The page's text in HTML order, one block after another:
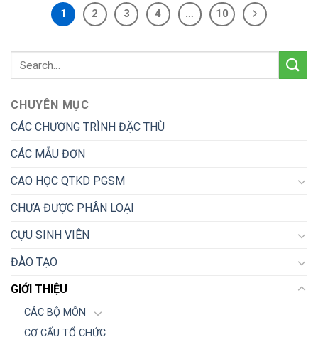
1 2 3 4 … 10
CHUYÊN MỤC
CÁC CHƯƠNG TRÌNH ĐẶC THÙ
CÁC MẪU ĐƠN
CAO HỌC QTKD PGSM
CHƯA ĐƯỢC PHÂN LOẠI
CỰU SINH VIÊN
ĐÀO TẠO
GIỚI THIỆU
CÁC BỘ MÔN
CƠ CẤU TỔ CHỨC